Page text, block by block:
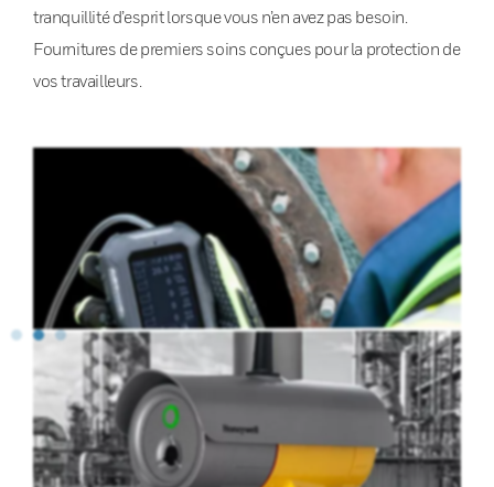
tranquillité d’esprit lorsque vous n’en avez pas besoin.
Fournitures de premiers soins conçues pour la protection de
vos travailleurs.